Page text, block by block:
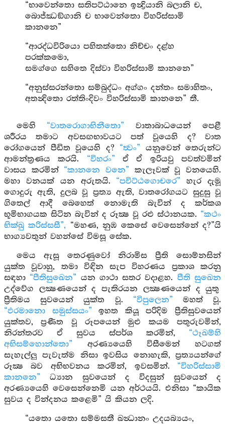
“භාවෙන්තො සතිපට්ඨානෙ ඉන්‍ද්‍රියානි බලානි ච,
බොජ්ඣඞ්ගානි ච භාවෙන්තො විහරිස්සාමි
කානනෙ”
“ආරද්ධවිරියො පහිතත්තො නිච්චං දළ්හ
පරක්කමො,
සමග්ගෙ සහිතෙ දිස්වා විහරිස්සාමි කානනෙ”
“අනුස්සරන්තො සම්බුද්ධං අග්ගං දන්තං සමාහිතං,
අතන්‍දිතො රත්තිංදිවං විහරිස්සාමි කානනෙ” තී.
මෙහි “වාතරොගාභිනීතො” වාතාබාධයෙන් පෙළී
ශරීරය තමාට අවසඟභාවයට පත් වූයෙහි ද? වාත
රෝගයෙන් පීඩිත වූයෙහි ද? “ත්‍වං” යනුවෙන් තෙරුන්ට
ආමන්ත්‍රණය කරයි. “විහරං” ඒ ඒ ඉරියවු පවත්වමින්
වාසය කරමින් “කානනෙ වනෙ” කැලෑවක් වූ වනයෙහි.
මහා වනයක් යන අරුතයි. “පවිට්ඨගොචරෙ” හැර දැමූ
ගොදුරු ඇති, දුලබ වූ ප්‍රත්‍ය ඇති, වාතරෝගයට සුදුසු වූ
ගිතෙල් ආදී බෙහෙත් නොමැති බැවින් ද කර්කශ
භූමිභාගයක සිටින බැවින් ද රූක්‍ෂ වූ රළු ස්ථානයක. “කථං
භික්ඛු කරිස්සසී”, “මහණ, නුඹ කෙසේ වෙසෙන්නේ ද?”යි
භාග්‍යවතුන් වහන්සේ විමසූ සේක.
මෙය ඇසූ තෙරණුවෝ නිරාමිස ප්‍රීති සොම්නසින්
යුක්ත වූවාහු, තමා විඳින සැප විහරණය ප්‍රකාශ කරනු
සඳහා “පීතිසුඛෙන” යන ගාථා සතර වදාළහ. පීති සුඛෙන
උද්වේග ලක්‍ෂණයෙන් ද පැතිරයන ලක්‍ෂණයෙන් ද යුතු
ප්‍රීතිමය සුවයෙන් යුක්ත වූ. “විපුලෙන” මහත් වූ.
“ඵරමානො සමුස්සයං” ඉහත කියූ පරිදිම ප්‍රීතිසුවයෙන්
යුක්තව, ප්‍රණීත වූ රූපයෙන් මුළු කයම පතුරුවමින්,
නිරන්තරව ඒ සුවය ස්පර්ශ කරමින්, “ථෑඛම්හි
අභිසම්හොන්තො” අරණ්‍යයෙහි විසීමෙන් හටගත්
සැහැල්ලු පැවැත්ම නිසා ඉවසිය නොහැකි, ප්‍රත්‍යයන්ගේ
රූක්‍ෂ බව අභිභවනය කරමින්, ඉවසමින්. “විහරිස්සාමි
කානනෙ” ධ්‍යාන සුවයෙන් ද විදසුන් සුවයෙන් ද
අරණ්‍යයෙහි වෙසෙන්නෙමි යන අර්ථයයි. එනිසා “කායික
සුවය ද වින්දනය කළෙමි” යි කියන ලදි.
“යතො යතො සම්මසතී ඛන්‍ධානං උදයබ්‍යයං,